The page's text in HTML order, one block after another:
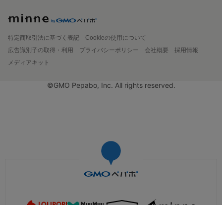
特定商取引法に基づく表記
Cookieの使用について
広告識別子の取得・利用
プライバシーポリシー 会社概要
採用情報
メディアキット
©GMO Pepabo, Inc. All rights reserved.